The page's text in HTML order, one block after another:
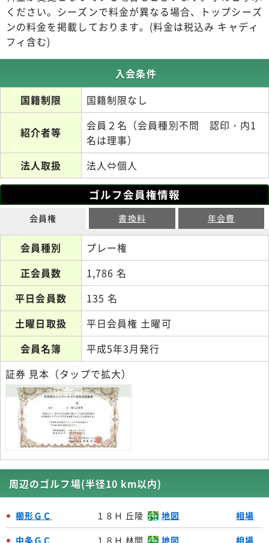
ください。シーズンで料金が異なる場合、トップシーズ
ンの料金を掲載しております。(料金は税込み キャディ
フィ含む)
入会条件
国籍制限
国籍制限なし
紹介者等
会員２名（会員種別不問 認印・内1
名は理事）
法人取扱
法人⇔個人
ゴルフ会員権情報
会員権 書換料 年会費
会員種別
プレー権
正会員数
1,786 名
平日会員数
135 名
土曜日取扱
平日会員権 土曜可
会員名簿
平成5年3月発行
証券 見本（タップで拡大）
正会員
周辺のゴルフ場(半径10 km以内)
櫛形ＧＣ １８Ｈ 丘陵 地図 相場
中条ＧＣ １８Ｈ 林間 地図 相場